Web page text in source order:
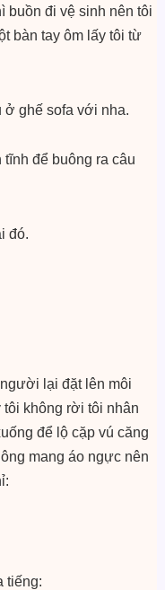
buồn đi vệ sinh nên tôi
bàn tay ôm lấy tôi từ
ghế sofa với nha.
để buông ra câu
đó.
lại đặt lên môi
không rời tôi nhân
để lộ cặp vú căng
mang áo ngực nên
tiếng: